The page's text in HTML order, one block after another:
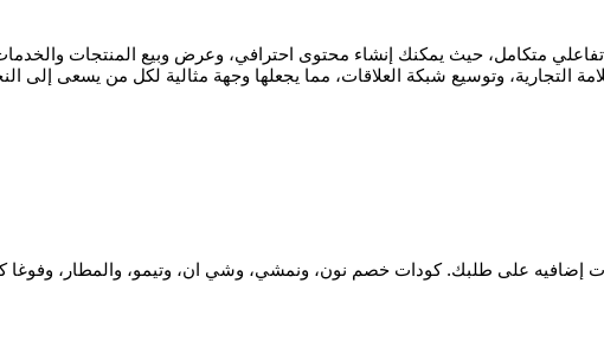
متكامل، حيث يمكنك إنشاء محتوى احترافي، وعرض وبيع المنتجات والخدمات،
التجارية، وتوسيع شبكة العلاقات، مما يجعلها وجهة مثالية لكل من يسعى إلى
على طلبك. كودات خصم نون، ونمشي، وشي ان، وتيمو، والمطار، وفوغا